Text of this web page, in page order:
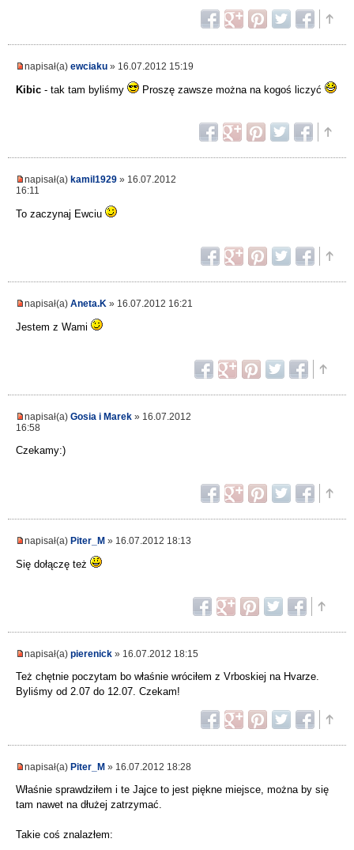
napisał(a) ewciaku » 16.07.2012 15:19
Kibic - tak tam byliśmy Proszę zawsze można na kogoś liczyć
napisał(a) kamil1929 » 16.07.2012
16:11
To zaczynaj Ewciu
napisał(a) Aneta.K » 16.07.2012 16:21
Jestem z Wami
napisał(a) Gosia i Marek » 16.07.2012
16:58
Czekamy:)
napisał(a) Piter_M » 16.07.2012 18:13
Się dołączę też
napisał(a) pierenick » 16.07.2012 18:15
Też chętnie poczytam bo właśnie wróciłem z Vrboskiej na Hvarze.
Byliśmy od 2.07 do 12.07. Czekam!
napisał(a) Piter_M » 16.07.2012 18:28
Właśnie sprawdziłem i te Jajce to jest piękne miejsce, można by się
tam nawet na dłużej zatrzymać.
Takie coś znalazłem: